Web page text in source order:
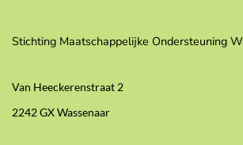
Stichting Maatschappelijke Ondersteuning
Van Heeckerenstraat 2
2242 GX Wassenaar